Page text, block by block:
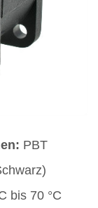
PBT
bis 70 °C